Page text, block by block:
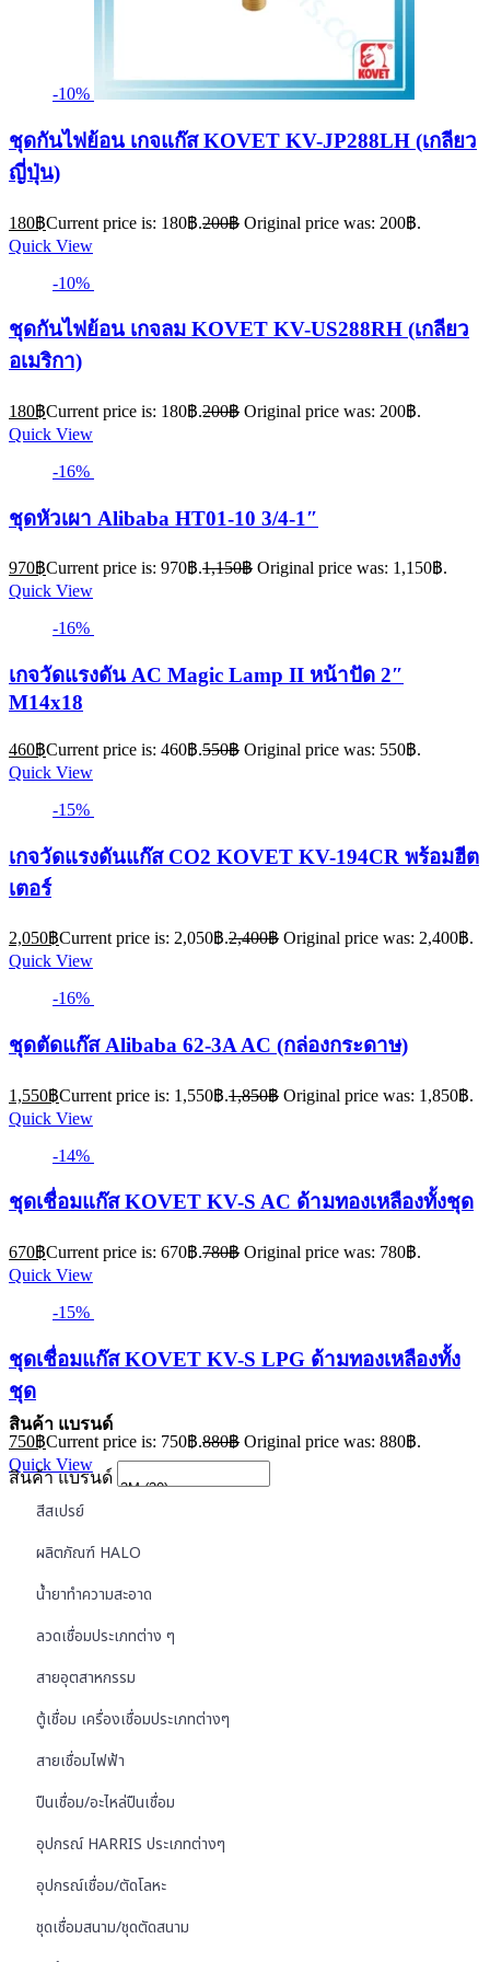
-10%
ชุดกันไฟย้อน เกจแก๊ส KOVET KV-JP288LH (เกลียว
ญี่ปุ่น)
180฿Current price is: 180฿.200฿ Original price was: 200฿.
Quick View
-10%
ชุดกันไฟย้อน เกจลม KOVET KV-US288RH (เกลียว
อเมริกา)
180฿Current price is: 180฿.200฿ Original price was: 200฿.
Quick View
-16%
ชุดหัวเผา Alibaba HT01-10 3/4-1″
970฿Current price is: 970฿.1,150฿ Original price was: 1,150฿.
Quick View
-16%
เกจวัดแรงดัน AC Magic Lamp II หน้าปัด 2″
M14x18
460฿Current price is: 460฿.550฿ Original price was: 550฿.
Quick View
-15%
เกจวัดแรงดันแก๊ส CO2 KOVET KV-194CR พร้อมฮีต
เตอร์
2,050฿Current price is: 2,050฿.2,400฿ Original price was: 2,400฿.
Quick View
-16%
ชุดตัดแก๊ส Alibaba 62-3A AC (กล่องกระดาษ)
1,550฿Current price is: 1,550฿.1,850฿ Original price was: 1,850฿.
Quick View
-14%
ชุดเชื่อมแก๊ส KOVET KV-S AC ด้ามทองเหลืองทั้งชุด
670฿Current price is: 670฿.780฿ Original price was: 780฿.
Quick View
-15%
ชุดเชื่อมแก๊ส KOVET KV-S LPG ด้ามทองเหลืองทั้ง
ชุด
750฿Current price is: 750฿.880฿ Original price was: 880฿.
Quick View
สินค้า แบรนด์
สินค้า แบรนด์
สีสเปรย์
ผลิตภัณฑ์ HALO
น้ำยาทำความสะอาด
ลวดเชื่อมประเภทต่าง ๆ
สายอุตสาหกรรม
ตู้เชื่อม เครื่องเชื่อมประเภทต่างๆ
สายเชื่อมไฟฟ้า
ปืนเชื่อม/อะไหล่ปืนเชื่อม
อุปกรณ์ HARRIS ประเภทต่างๆ
อุปกรณ์เชื่อม/ตัดโลหะ
ชุดเชื่อมสนาม/ชุดตัดสนาม